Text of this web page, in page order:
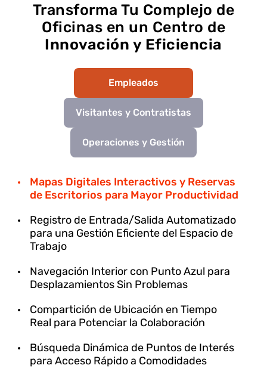
Transforma Tu Complejo de
Oficinas en un Centro de
Innovación y Eficiencia
Empleados
Visitantes y Contratistas
Operaciones y Gestión
Mapas Digitales Interactivos y Reservas
de Escritorios para Mayor Productividad
Registro de Entrada/Salida Automatizado
para una Gestión Eficiente del Espacio de
Trabajo
Navegación Interior con Punto Azul para
Desplazamientos Sin Problemas
Compartición de Ubicación en Tiempo
Real para Potenciar la Colaboración
Búsqueda Dinámica de Puntos de Interés
para Acceso Rápido a Comodidades